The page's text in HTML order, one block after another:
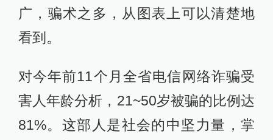
广，骗术之多，从图表上可以清楚地
看到。
对今年前11个月全省电信网络诈骗受
害人年龄分析，21~50岁被骗的比例达
81%。这部人是社会的中坚力量，掌